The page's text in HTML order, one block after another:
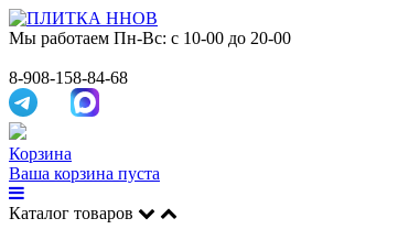
Мы работаем Пн-Вс: с 10-00 до 20-00
8-908-158-84-68
Корзина
Ваша корзина пуста
Каталог товаров